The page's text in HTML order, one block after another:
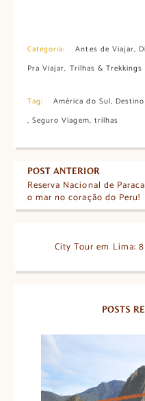
Categoria: Antes de Viajar,
Pra Viajar, Trilhas & Trekkings
Tag: América do Sul,
,Seguro Viagem, trilhas
POST ANTERIOR
Reserva Nacional de
o mar no coração do Peru!
City Tour em Lima:
POSTS